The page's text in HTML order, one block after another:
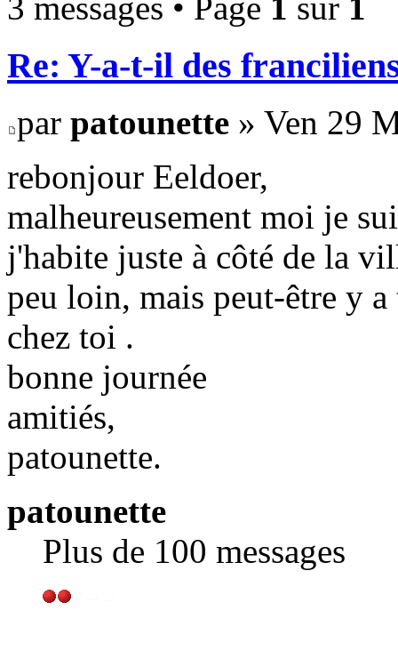
Re: Y-a-t-il des
par patounette » Ven 29
rebonjour Eeldoer,
malheureusement moi je
j'habite juste à côté de la
peu loin, mais peut-être y
chez toi .
bonne journée
amitiés,
patounette.
patounette
Plus de 100 messages